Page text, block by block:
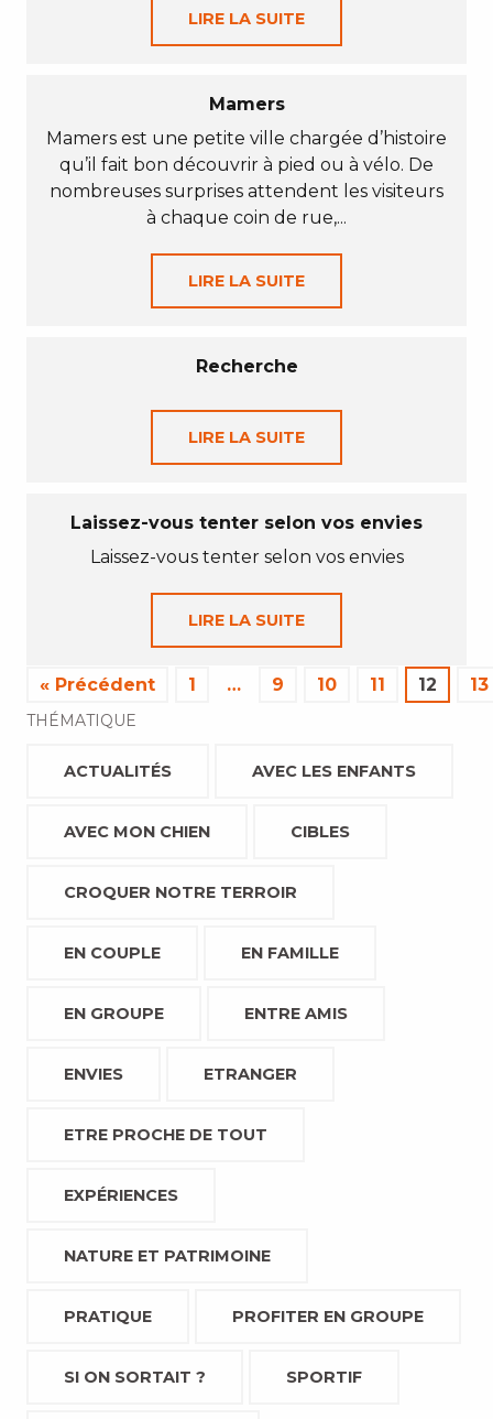
LIRE LA SUITE
Mamers
Mamers est une petite ville chargée d’histoire
qu’il fait bon découvrir à pied ou à vélo. De
nombreuses surprises attendent les visiteurs
à chaque coin de rue,...
LIRE LA SUITE
Recherche
LIRE LA SUITE
Laissez-vous tenter selon vos envies
Laissez-vous tenter selon vos envies
LIRE LA SUITE
« Précédent 1 … 9 10 11 12 13
THÉMATIQUE
ACTUALITÉS AVEC LES ENFANTS
AVEC MON CHIEN CIBLES
CROQUER NOTRE TERROIR
EN COUPLE EN FAMILLE
EN GROUPE ENTRE AMIS
ENVIES ETRANGER
ETRE PROCHE DE TOUT
EXPÉRIENCES
NATURE ET PATRIMOINE
PRATIQUE PROFITER EN GROUPE
SI ON SORTAIT ? SPORTIF